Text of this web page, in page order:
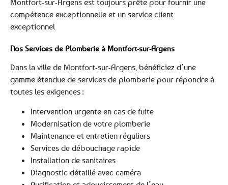
compétence exceptionnelle et un service client
exceptionnel
Nos Services de Plomberie à Montfort-sur-Argens
Dans la ville de Montfort-sur-Argens, bénéficiez d’une
gamme étendue de services de plomberie pour répondre à
toutes les exigences :
Intervention urgente en cas de fuite
Modernisation de votre plomberie
Maintenance et entretien réguliers
Services de débouchage rapide
Installation de sanitaires
Diagnostic détaillé avec caméra